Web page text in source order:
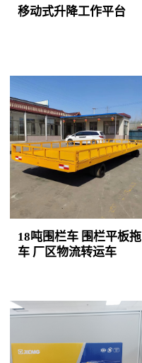
移动式升降工作平台
18吨围栏车 围栏平板拖
车 厂区物流转运车